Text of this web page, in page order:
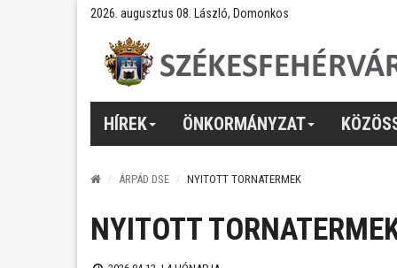
2026. augusztus 08. László, Domonkos
HÍREK ÖNKORMÁNYZAT
ÁRPÁD DSE NYITOTT TORNATERMEK
NYITOTT